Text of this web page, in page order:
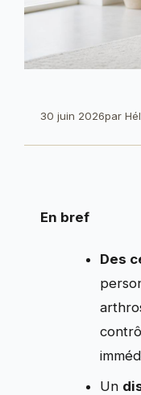
30 juin 2026par
En bref
Des
Un